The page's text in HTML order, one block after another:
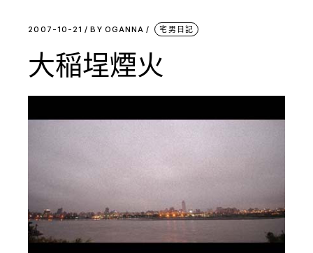
2007-10-21 BY OGANNA 宅男日記
大稲埕煙火